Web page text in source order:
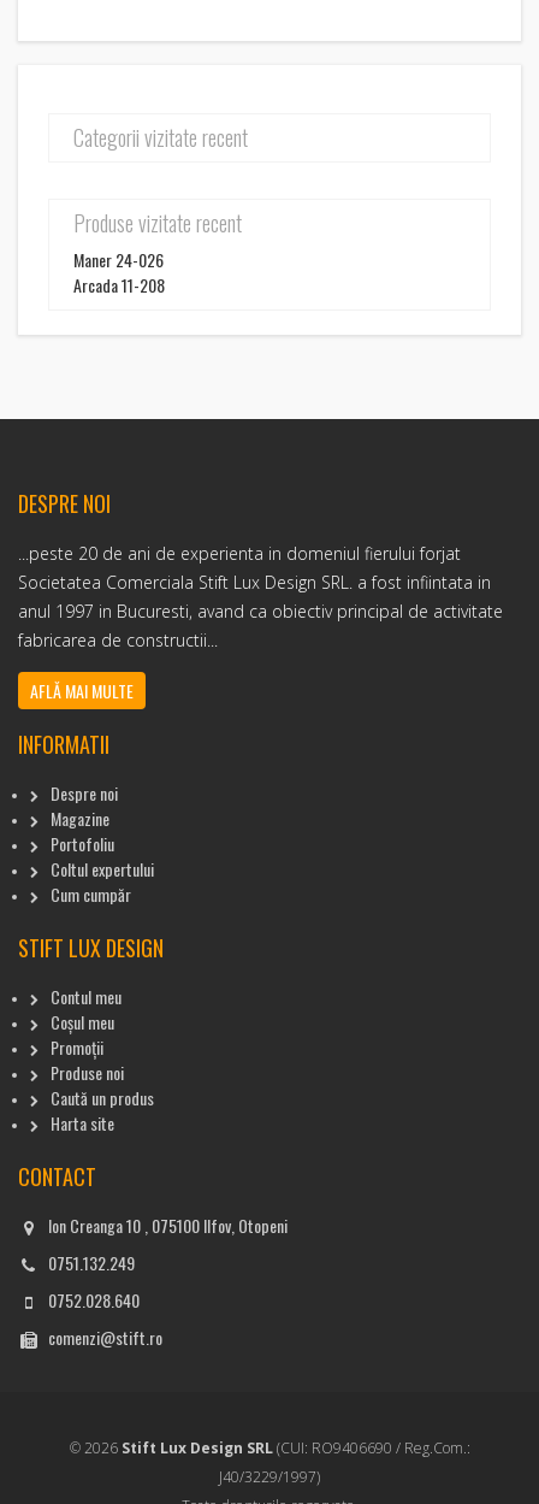
Categorii vizitate recent
Produse vizitate recent
Maner 24-026
Arcada 11-208
DESPRE NOI
...peste 20 de ani de experienta in domeniul fierului forjat
Societatea Comerciala Stift Lux Design SRL. a fost infiintata in
anul 1997 in Bucuresti, avand ca obiectiv principal de activitate
fabricarea de constructii...
AFLĂ MAI MULTE
INFORMATII
Despre noi
Magazine
Portofoliu
Coltul expertului
Cum cumpăr
STIFT LUX DESIGN
Contul meu
Coșul meu
Promoții
Produse noi
Caută un produs
Harta site
CONTACT
Ion Creanga 10 , 075100 Ilfov, Otopeni
0751.132.249
0752.028.640
comenzi@stift.ro
© 2026 Stift Lux Design SRL(CUI: RO9406690 / Reg.Com.:
J40/3229/1997)